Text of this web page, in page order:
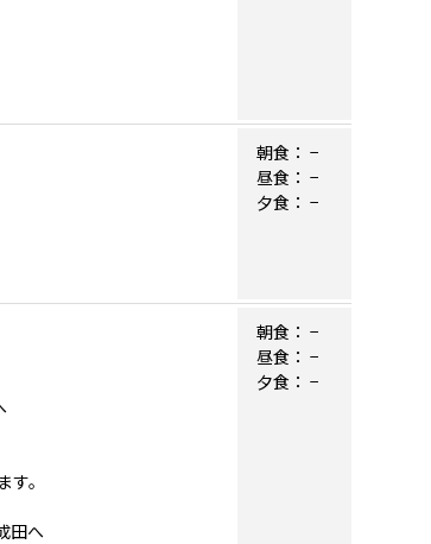
朝食： −
昼食： −
夕食： −
。
田へ
朝食： −
昼食： −
夕食： −